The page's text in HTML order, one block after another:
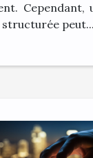
Cependant,
peut...